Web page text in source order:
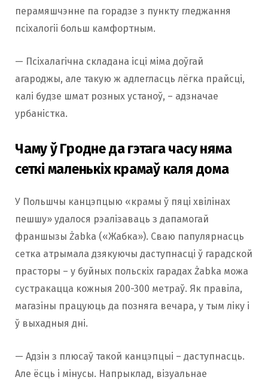
перамяшчэнне па горадзе з пункту гледжання
псіхалогіі больш камфортным.
— Псіхалагічна складана ісці міма доўгай
агароджы, але такую ​​ж адлегласць лёгка прайсці,
калі будзе шмат розных устаноў, – адзначае
урбаністка.
Чаму ў Гродне да гэтага часу няма
сеткі маленькіх крамаў каля дома
У Польшчы канцэпцыю «крамы ў пяці хвілінах
пешшу» удалося рэалізаваць з дапамогай
франшызы Żabka («Жабка»). Сваю папулярнасць
сетка атрымала дзякуючы даступнасці ў гарадской
прасторы – у буйных польскіх гарадах Żabka можа
сустракацца кожныя 200-300 метраў. Як правіла,
магазіны працуюць да позняга вечара, у тым ліку і
ў выхадныя дні.
— Адзін з плюсаў такой канцэпцыі – даступнасць.
Але ёсць і мінусы. Напрыклад, візуальнае